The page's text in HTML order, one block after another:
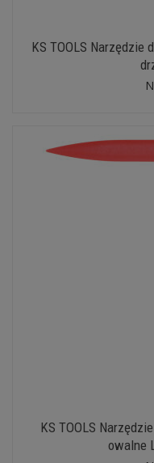
KS TOOLS Narzędzie
KS TOOLS
owalne